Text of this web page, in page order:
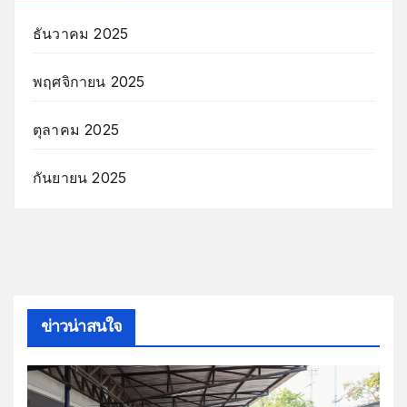
ธันวาคม 2025
พฤศจิกายน 2025
ตุลาคม 2025
กันยายน 2025
ข่าวน่าสนใจ